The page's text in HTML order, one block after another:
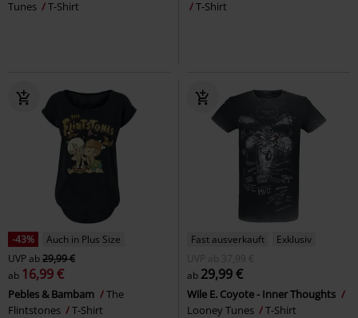
Tunes
T-Shirt
T-Shirt
-43%
Auch in Plus Size
UVPab29,99 €
ab 16,99 €
Pebles & Bambam
The
Flintstones
T-Shirt
Fast ausverkauft
Exklusiv
UVP
ab
37,99 €
ab 29,99 €
Wile E. Coyote - Inner Thoughts
Looney Tunes
T-Shirt